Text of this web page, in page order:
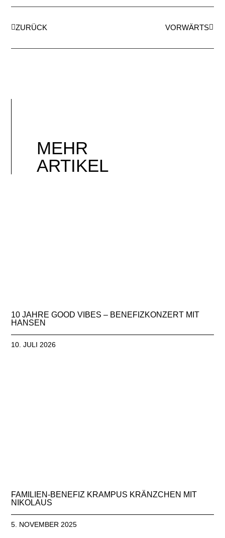
ZURÜCK VORWÄRTS
MEHR
ARTIKEL
10 JAHRE GOOD VIBES – BENEFIZKONZERT MIT
HANSEN
10. JULI 2026
FAMILIEN-BENEFIZ KRAMPUS KRÄNZCHEN MIT
NIKOLAUS
5. NOVEMBER 2025